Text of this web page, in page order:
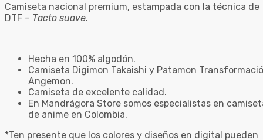
Camiseta nacional premium, estampada con la técnica de
DTF – Tacto suave.
Hecha en 100% algodón.
Camiseta Digimon Takaishi y Patamon
Angemon.
Camiseta de excelente calidad.
En Mandrágora Store somos especialistas en
de anime en Colombia.
*Ten presente que los colores y diseños en digital pueden